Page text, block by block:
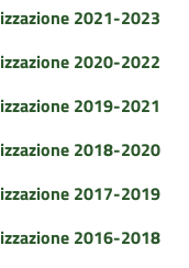
2021-2023
2020-2022
2019-2021
2018-2020
2017-2019
2016-2018